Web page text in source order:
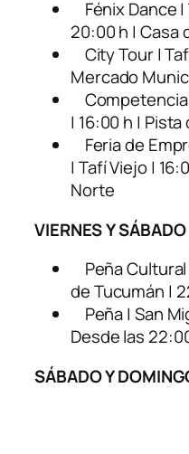
Fénix Dance |
20:00 h | Casa
City Tour |
Mercado
| 16:00 h | Pista
Feria de
| Tafí Viejo |
Norte
VIERNES Y SÁBADO
Peña Cultural
de Tucumán |
Peña | San
Desde las
SÁBADO Y